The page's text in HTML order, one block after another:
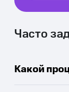
Часто
Какой